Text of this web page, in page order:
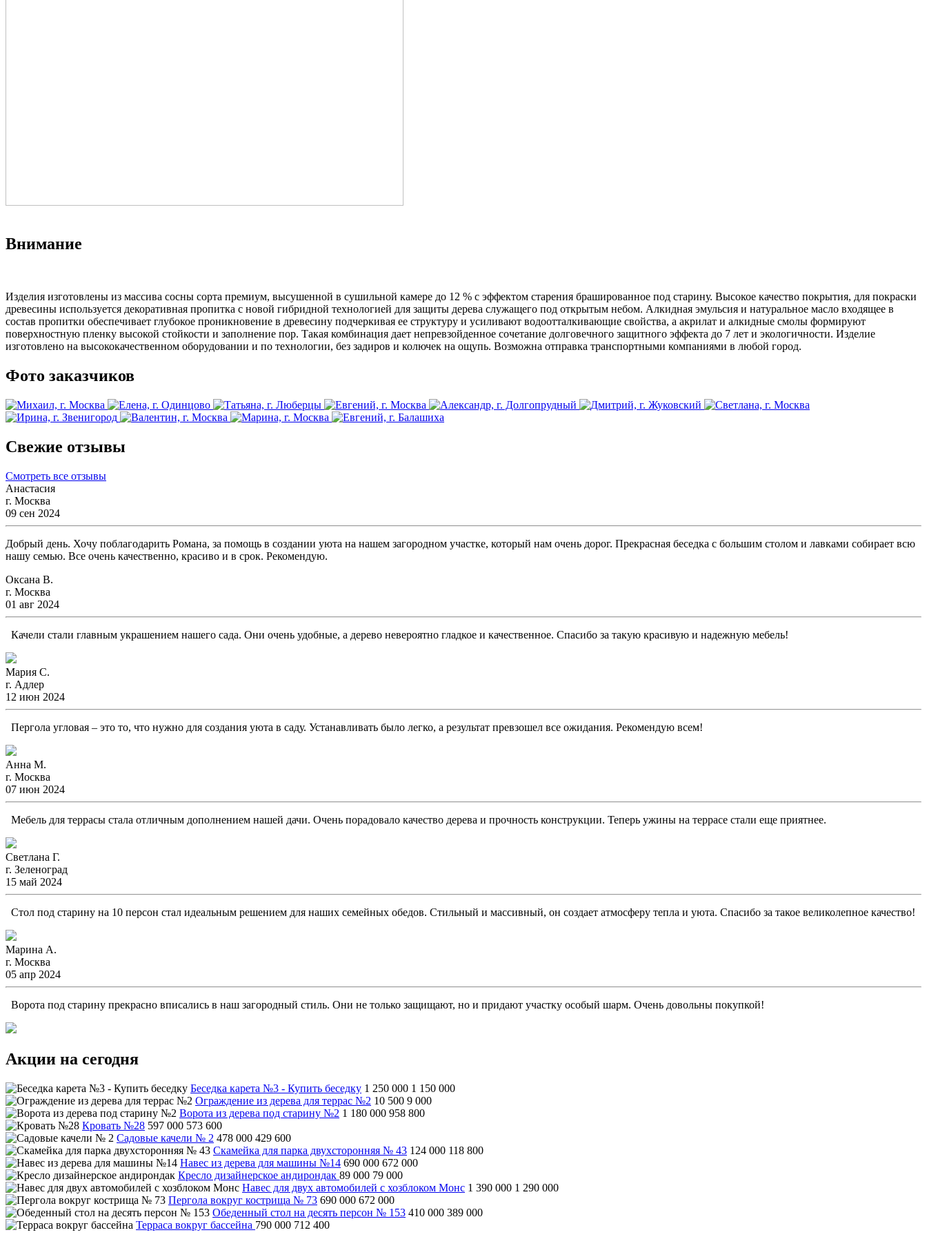
Внимание
Изделия изготовлены из массива сосны сорта премиум, высушенной в сушильной камере до 12 % с эффектом старения брашированное под старину. Высокое качество покрытия, для покраски
древесины используется декоративная пропитка с новой гибридной технологией для защиты дерева служащего под открытым небом. Алкидная эмульсия и натуральное масло входящее в
состав пропитки обеспечивает глубокое проникновение в древесину подчеркивая ее структуру и усиливают водоотталкивающие свойства, а акрилат и алкидные смолы формируют
поверхностную пленку высокой стойкости и заполнение пор. Такая комбинация дает непревзойденное сочетание долговечного защитного эффекта до 7 лет и экологичности. Изделие
изготовлено на высококачественном оборудовании и по технологии, без задиров и колючек на ощупь. Возможна отправка транспортными компаниями в любой город.
Фото заказчиков
Свежие отзывы
Смотреть все отзывы
Анастасия
г. Москва
09 сен 2024
Добрый день. Хочу поблагодарить Романа, за помощь в создании уюта на нашем загородном участке, который нам очень дорог. Прекрасная беседка с большим столом и лавками собирает всю
нашу семью. Все очень качественно, красиво и в срок. Рекомендую.
Оксана В.
г. Москва
01 авг 2024
Качели стали главным украшением нашего сада. Они очень удобные, а дерево невероятно гладкое и качественное. Спасибо за такую красивую и надежную мебель!
Мария С.
г. Адлер
12 июн 2024
Пергола угловая – это то, что нужно для создания уюта в саду. Устанавливать было легко, а результат превзошел все ожидания. Рекомендую всем!
Анна М.
г. Москва
07 июн 2024
Мебель для террасы стала отличным дополнением нашей дачи. Очень порадовало качество дерева и прочность конструкции. Теперь ужины на террасе стали еще приятнее.
Светлана Г.
г. Зеленоград
15 май 2024
Стол под старину на 10 персон стал идеальным решением для наших семейных обедов. Стильный и массивный, он создает атмосферу тепла и уюта. Спасибо за такое великолепное качество!
Марина А.
г. Москва
05 апр 2024
Ворота под старину прекрасно вписались в наш загородный стиль. Они не только защищают, но и придают участку особый шарм. Очень довольны покупкой!
Акции на сегодня
Беседка карета №3 - Купить беседку 1 250 000 1 150 000
Ограждение из дерева для террас №2 10 500 9 000
Ворота из дерева под старину №2 1 180 000 958 800
Кровать №28 597 000 573 600
Садовые качели № 2 478 000 429 600
Скамейка для парка двухсторонняя № 43 124 000 118 800
Навес из дерева для машины №14 690 000 672 000
Кресло дизайнерское андирондак 89 000 79 000
Навес для двух автомобилей с хозблоком Монс 1 390 000 1 290 000
Пергола вокруг кострища № 73 690 000 672 000
Обеденный стол на десять персон № 153 410 000 389 000
Терраса вокруг бассейна 790 000 712 400